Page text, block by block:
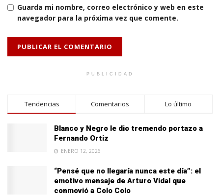
Guarda mi nombre, correo electrónico y web en este
navegador para la próxima vez que comente.
PUBLICIDAD
Tendencias Comentarios Lo último
Blanco y Negro le dio tremendo portazo a
Fernando Ortiz
ENERO 12, 2026
“Pensé que no llegaría nunca este día”: el
emotivo mensaje de Arturo Vidal que
conmovió a Colo Colo